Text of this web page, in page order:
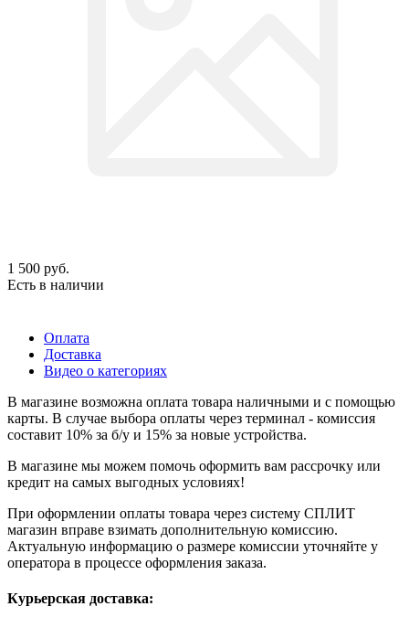
1 500 руб.
Есть в наличии
Оплата
Доставка
Видео о категориях
В магазине возможна оплата товара наличными и с помощью
карты. В случае выбора оплаты через терминал - комиссия
составит 10% за б/у и 15% за новые устройства.
В магазине мы можем помочь оформить вам рассрочку или
кредит на самых выгодных условиях!
При оформлении оплаты товара через систему СПЛИТ
магазин вправе взимать дополнительную комиссию.
Актуальную информацию о размере комиссии уточняйте у
оператора в процессе оформления заказа.
Курьерская доставка: